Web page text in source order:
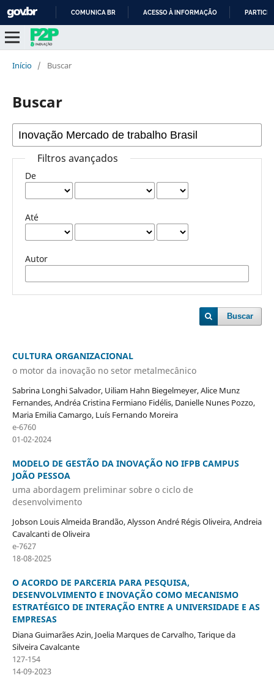
COMUNICA BR ACESSO À INFORMAÇÃO
Início / Buscar
Buscar
Filtros avançados
De
Até
Autor
Buscar
CULTURA ORGANIZACIONAL
o motor da inovação no setor metalmecânico
Sabrina Longhi Salvador, Uiliam Hahn Biegelmeyer, Alice Munz
Fernandes, Andréa Cristina Fermiano Fidélis, Danielle Nunes Pozzo,
Maria Emilia Camargo, Luís Fernando Moreira
e-6760
01-02-2024
MODELO DE GESTÃO DA INOVAÇÃO NO IFPB CAMPUS
JOÃO PESSOA
uma abordagem preliminar sobre o ciclo de
desenvolvimento
Jobson Louis Almeida Brandão, Alysson André Régis Oliveira, Andreia
Cavalcanti de Oliveira
e-7627
18-08-2025
O ACORDO DE PARCERIA PARA PESQUISA,
DESENVOLVIMENTO E INOVAÇÃO COMO MECANISMO
ESTRATÉGICO DE INTERAÇÃO ENTRE A UNIVERSIDADE E AS
EMPRESAS
Diana Guimarães Azin, Joelia Marques de Carvalho, Tarique da
Silveira Cavalcante
127-154
14-09-2023